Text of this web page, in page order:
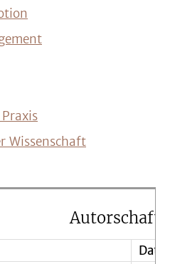
Wissenschaft
Autorschaft